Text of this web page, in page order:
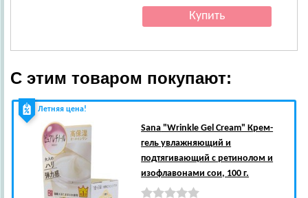
С этим товаром покупают:
Летняя цена!
Sana "Wrinkle Gel Cream" Крем-
гель увлажняющий и
подтягивающий с ретинолом и
изофлавонами сои, 100 г.